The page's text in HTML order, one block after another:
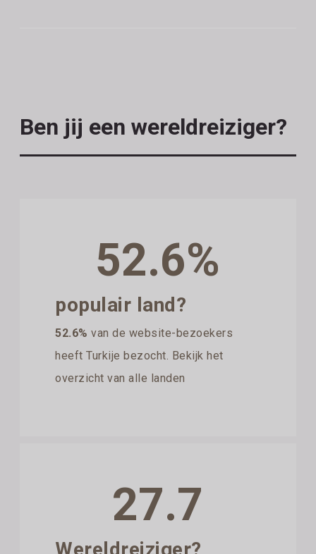
Ben jij een wereldreiziger?
52.6%
populair land?
52.6% van de website-bezoekers
heeft Turkije bezocht. Bekijk het
overzicht van alle landen
27.7
Wereldreiziger?